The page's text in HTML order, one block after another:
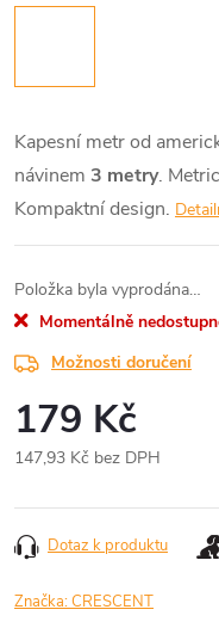
Kapesní metr od
návinem 3 metry.
Kompaktní design.
Položka byla vyprodána…
Momentálně
Možnosti doručení
179 Kč
147,93 Kč bez DPH
cena:
Dotaz k produktu
Značka:CRESCENT